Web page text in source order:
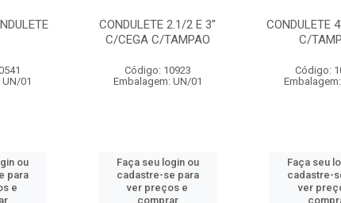
CONDULETE 2.1/2 E 3''
C/CEGA C/TAMPAO
Embalagem: UN/01
Faça seu login ou
cadastre-se para
CONDULETE 4'' C/CEGA
C/TAMPAO
Embalagem: UN/01
Faça seu login ou
cadastre-se para